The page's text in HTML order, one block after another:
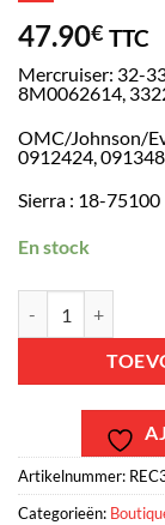
47.90€ TTC
Mercruiser: 32-
8M0062614,
OMC/Johnson/
0912424,
Sierra : 18-75100
En stock
Artikelnummer:
Categorieën: